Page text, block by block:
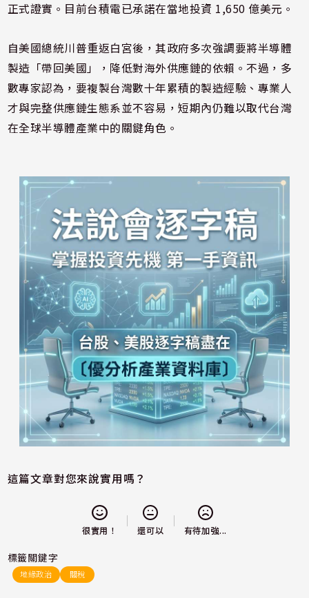
正式證實。目前台積電已承諾在當地投資 1,650 億美元。
自美國總統川普重返白宮後，其政府多次強調要將半導體
製造「帶回美國」，降低對海外供應鏈的依賴。不過，多
數專家認為，要複製台灣數十年累積的製造經驗、專業人
才與完整供應鏈生態系並不容易，短期內仍難以取代台灣
在全球半導體產業中的關鍵角色。
這篇文章對您來說實用嗎？
很實用！ 還可以 有待加強...
標籤關鍵字
地緣政治 關稅